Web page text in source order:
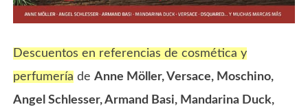
Descuentos en referencias de cosmética y
perfumería deAnne Möller, Versace, Moschino,
Angel Schlesser, Armand Basi, Mandarina Duck,